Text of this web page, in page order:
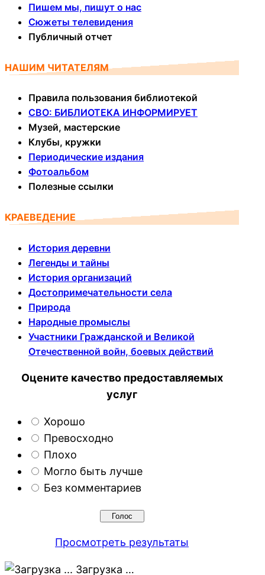
Пишем мы, пишут о нас
Сюжеты телевидения
Публичный отчет
НАШИМ ЧИТАТЕЛЯМ
Правила пользования библиотекой
СВО: БИБЛИОТЕКА ИНФОРМИРУЕТ
Музей, мастерские
Клубы, кружки
Периодические издания
Фотоальбом
Полезные ссылки
КРАЕВЕДЕНИЕ
История деревни
Легенды и тайны
История организаций
Достопримечательности села
Природа
Народные промыслы
Участники Гражданской и Великой
Отечественной войн, боевых действий
Оцените качество предоставляемых
услуг
Хорошо
Превосходно
Плохо
Могло быть лучше
Без комментариев
Просмотреть результаты
Загрузка …